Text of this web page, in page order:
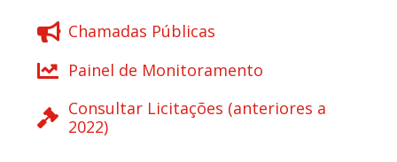
Chamadas Públicas
Painel de Monitoramento
Consultar Licitações (anteriores a
2022)